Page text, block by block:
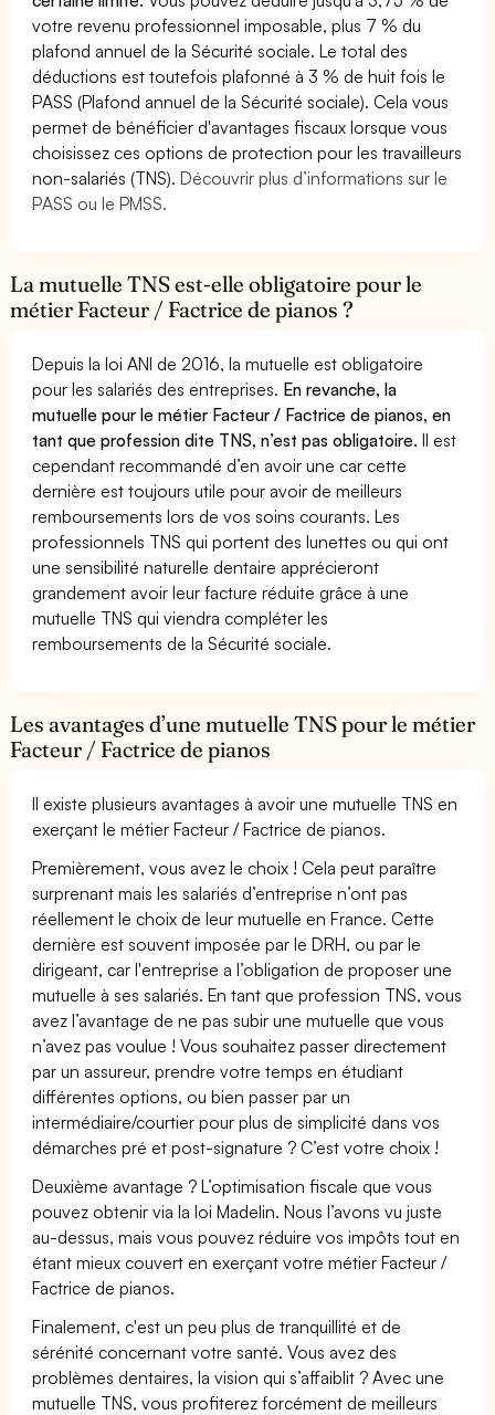
votre revenu professionnel imposable, plus 7 % du
plafond annuel de la Sécurité sociale. Le total des
déductions est toutefois plafonné à 3 % de huit fois le
PASS (Plafond annuel de la Sécurité sociale). Cela vous
permet de bénéficier d'avantages fiscaux lorsque vous
choisissez ces options de protection pour les travailleurs
non-salariés (TNS).Découvrir plus d’informations sur le
PASS ou le PMSS.
La mutuelle TNS est-elle obligatoire pour le
métier Facteur / Factrice de pianos ?
Depuis la loi ANI de 2016, la mutuelle est obligatoire
pour les salariés des entreprises. En revanche, la
mutuelle pour le métier Facteur / Factrice de pianos, en
tant que profession dite TNS, n’est pas obligatoire.Il est
cependant recommandé d’en avoir une car cette
dernière est toujours utile pour avoir de meilleurs
remboursements lors de vos soins courants. Les
professionnels TNS qui portent des lunettes ou qui ont
une sensibilité naturelle dentaire apprécieront
grandement avoir leur facture réduite grâce à une
mutuelle TNS qui viendra compléter les
remboursements de la Sécurité sociale.
Les avantages d’une mutuelle TNS pour le métier
Facteur / Factrice de pianos
Il existe plusieurs avantages à avoir une mutuelle TNS en
exerçant le métier Facteur / Factrice de pianos.
Premièrement, vous avez le choix ! Cela peut paraître
surprenant mais les salariés d’entreprise n’ont pas
réellement le choix de leur mutuelle en France. Cette
dernière est souvent imposée par le DRH, ou par le
dirigeant, car l'entreprise a l’obligation de proposer une
mutuelle à ses salariés. En tant que profession TNS, vous
avez l’avantage de ne pas subir une mutuelle que vous
n’avez pas voulue ! Vous souhaitez passer directement
par un assureur, prendre votre temps en étudiant
différentes options, ou bien passer par un
intermédiaire/courtier pour plus de simplicité dans vos
démarches pré et post-signature ? C’est votre choix !
Deuxième avantage ? L’optimisation fiscale que vous
pouvez obtenir via la loi Madelin. Nous l’avons vu juste
au-dessus, mais vous pouvez réduire vos impôts tout en
étant mieux couvert en exerçant votre métier Facteur /
Factrice de pianos.
Finalement, c'est un peu plus de tranquillité et de
sérénité concernant votre santé. Vous avez des
problèmes dentaires, la vision qui s’affaiblit ? Avec une
mutuelle TNS, vous profiterez forcément de meilleurs